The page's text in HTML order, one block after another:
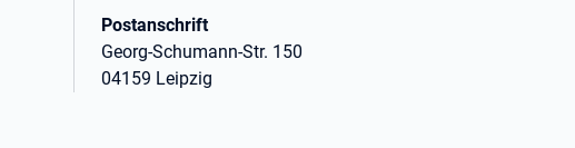
Postanschrift
Georg-Schumann-Str. 150
04159 Leipzig